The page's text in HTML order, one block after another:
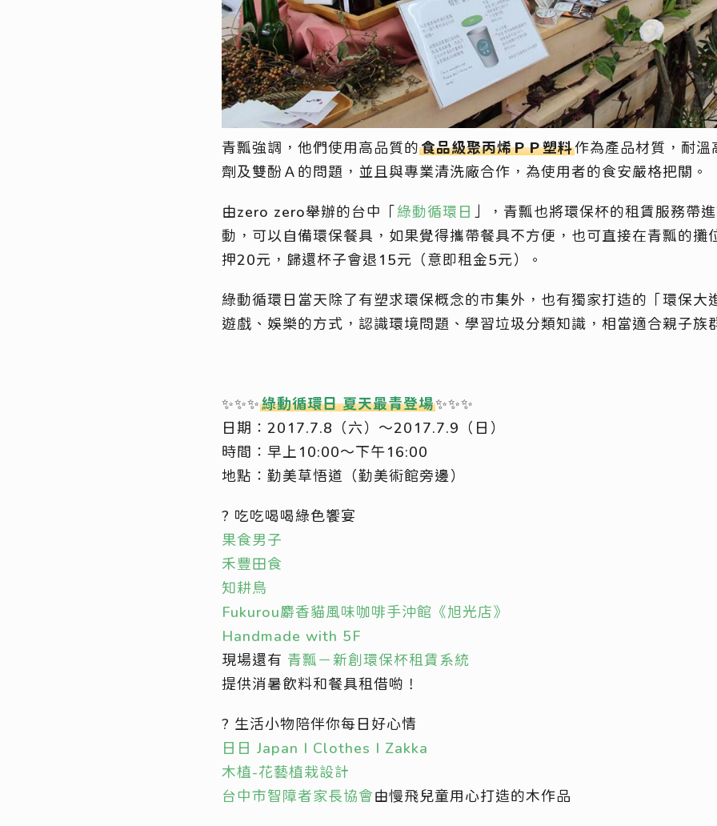
青瓢強調，他們使用高品質的食品級聚丙烯ＰＰ塑料作為產品材質，耐
劑及雙酚Ａ的問題，並且與專業清洗廠合作，為使用者的食安嚴格把關。
由zero zero舉辦的台中「綠動循環日
」，青瓢也將環保杯的租賃服務帶
動，可以自備環保餐具，如果覺得攜帶餐具不方便，也可直接在青瓢的攤
押20元，歸還杯子會退15元（意即租金5元）。
綠動循環日當天除了有塑求環保概念的市集外，也有獨家打造的「環保大
遊戲、娛樂的方式，認識環境問題、學習垃圾分類知識，相當適合親子族
✨✨✨綠動循環日 夏天最青登場✨✨✨
日期：2017.7.8（六）～2017.7.9（日）
時間：早上10:00～下午16:00
地點：勤美草悟道（勤美術館旁邊）
? 吃吃喝喝綠色饗宴
果食男子
禾豐田食
知耕鳥
Fukurou麝香貓風味咖啡手沖館《旭光店》
Handmade with 5F
現場還有 青瓢－新創環保杯租賃系統
提供消暑飲料和餐具租借喲！
? 生活小物陪伴你每日好心情
日日 Japan I Clothes I Zakka
木植-花藝植栽設計
台中市智障者家長協會由慢飛兒童用心打造的木作品